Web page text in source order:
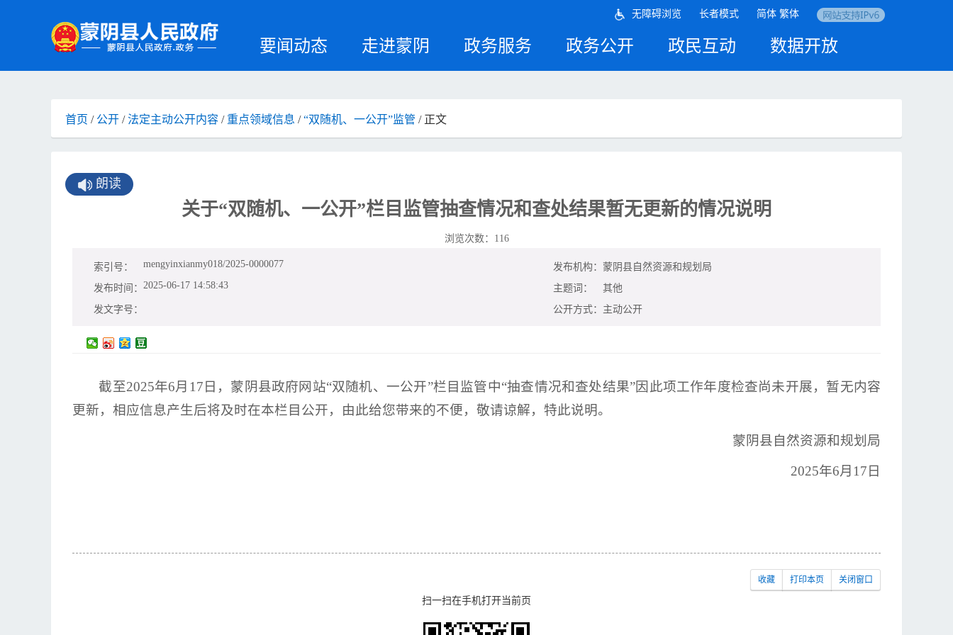
要闻动态 走进蒙阴 政务服务 政务公开 政民互动 数据开放
无障碍浏览 长者模式 简体 繁体
首页 / 公开 /法定主动公开内容 / 重点领域信息 /“双随机、一公开”监管 / 正文
朗读
关于“双随机、一公开”栏目监管抽查情况和查处结果暂无更新的情况说明
浏览次数： 116
索引号： mengyinxianmy018/2025-0000077 发布机构： 蒙阴县自然资源和规划局
发布时间： 2025-06-17 14:58:43 主题词：
其他
发文字号：
公开方式： 主动公开
截至2025年6月17日，蒙阴县政府网站“双随机、一公开”栏目监管中“抽查情况和查处结果”因此项工作年度检查尚未开展，暂无内容
更新，相应信息产生后将及时在本栏目公开，由此给您带来的不便，敬请谅解，特此说明。
蒙阴县自然资源和规划局
2025年6月17日
收藏 打印本页 关闭窗口
扫一扫在手机打开当前页